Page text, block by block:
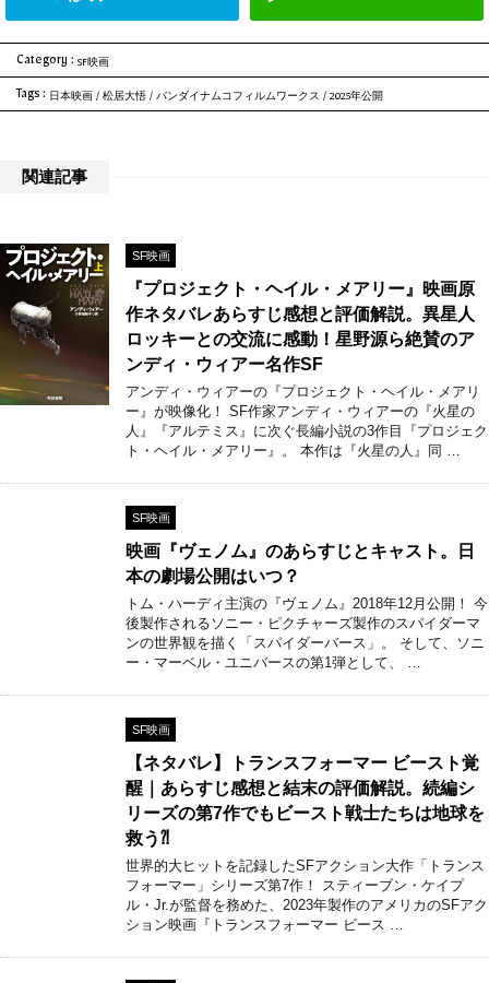
Category : SF映画
Tags : 日本映画 / 松居大悟 / バンダイナムコフィルムワークス / 2025年公開
関連記事
SF映画
『プロジェクト・ヘイル・メアリー』映画原
作ネタバレあらすじ感想と評価解説。異星人
ロッキーとの交流に感動！星野源ら絶賛のア
ンディ・ウィアー名作SF
アンディ・ウィアーの『プロジェクト・ヘイル・メアリ
ー』が映像化！ SF作家アンディ・ウィアーの『火星の
人』『アルテミス』に次ぐ長編小説の3作目『プロジェク
ト・ヘイル・メアリー』。 本作は『火星の人』同 …
SF映画
映画『ヴェノム』のあらすじとキャスト。日
本の劇場公開はいつ？
トム・ハーディ主演の『ヴェノム』2018年12月公開！ 今
後製作されるソニー・ピクチャーズ製作のスパイダーマ
ンの世界観を描く「スパイダーバース」。 そして、ソニ
ー・マーベル・ユニバースの第1弾として、 …
SF映画
【ネタバレ】トランスフォーマー ビースト覚
醒｜あらすじ感想と結末の評価解説。続編シ
リーズの第7作でもビースト戦士たちは地球を
救う⁈
世界的大ヒットを記録したSFアクション大作「トランス
フォーマー」シリーズ第7作！ スティーブン・ケイプ
ル・Jr.が監督を務めた、2023年製作のアメリカのSFアク
ション映画『トランスフォーマー ビース …